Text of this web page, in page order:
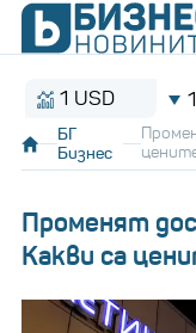
USD 1.1535
БГ
Бизнес
Променят
Какви са